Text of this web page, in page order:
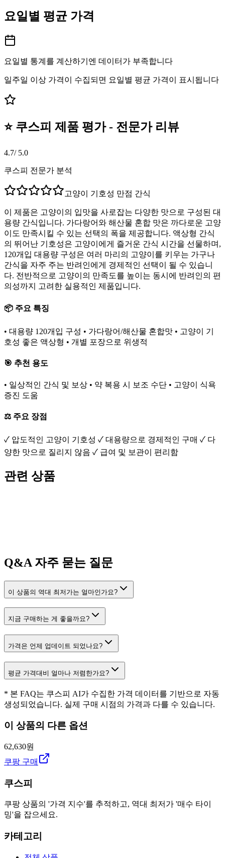
요일별 평균 가격
요일별 통계를 계산하기엔 데이터가 부족합니다
일주일 이상 가격이 수집되면 요일별 평균 가격이 표시됩니다
⭐ 쿠스피 제품 평가 - 전문가 리뷰
4.7/ 5.0
쿠스피 전문가 분석
고양이 기호성 만점 간식
이 제품은 고양이의 입맛을 사로잡는 다양한 맛으로 구성된 대
용량 간식입니다. 가다랑어와 해산물 혼합 맛은 까다로운 고양
이도 만족시킬 수 있는 선택의 폭을 제공합니다. 액상형 간식
의 뛰어난 기호성은 고양이에게 즐거운 간식 시간을 선물하며,
120개입 대용량 구성은 여러 마리의 고양이를 키우는 가구나
간식을 자주 주는 반려인에게 경제적인 선택이 될 수 있습니
다. 전반적으로 고양이의 만족도를 높이는 동시에 반려인의 편
의성까지 고려한 실용적인 제품입니다.
📦 주요 특징
• 대용량 120개입 구성 • 가다랑어/해산물 혼합맛 • 고양이 기
호성 좋은 액상형 • 개별 포장으로 위생적
🎯 추천 용도
• 일상적인 간식 및 보상 • 약 복용 시 보조 수단 • 고양이 식욕
증진 도움
⚖️ 주요 장점
✓ 압도적인 고양이 기호성 ✓ 대용량으로 경제적인 구매 ✓ 다
양한 맛으로 질리지 않음 ✓ 급여 및 보관이 편리함
관련 상품
Q&A 자주 묻는 질문
이 상품의 역대 최저가는 얼마인가요?
지금 구매하는 게 좋을까요?
가격은 언제 업데이트 되었나요?
평균 가격대비 얼마나 저렴한가요?
* 본 FAQ는 쿠스피 AI가 수집한 가격 데이터를 기반으로 자동
생성되었습니다. 실제 구매 시점의 가격과 다를 수 있습니다.
이 상품의 다른 옵션
62,630원
쿠팡 구매
쿠스피
쿠팡 상품의 '가격 지수'를 추적하고, 역대 최저가 '매수 타이
밍'을 잡으세요.
카테고리